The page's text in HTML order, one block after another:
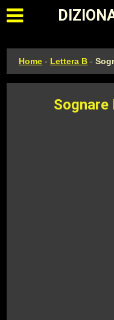
Apri il
Home - Lettera B -
Sognare